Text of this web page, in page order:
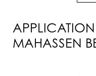
MAHASSEN